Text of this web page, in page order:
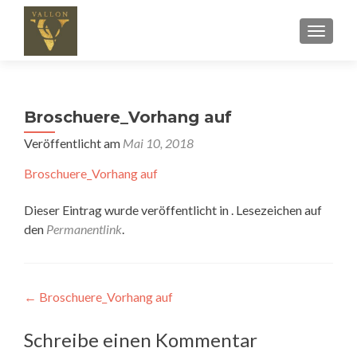
Broschuere_Vorhang auf
Veröffentlicht am Mai 10, 2018
Broschuere_Vorhang auf
Dieser Eintrag wurde veröffentlicht in . Lesezeichen auf
den Permanentlink.
Beitragsnavigation
← Broschuere_Vorhang auf
Schreibe einen Kommentar